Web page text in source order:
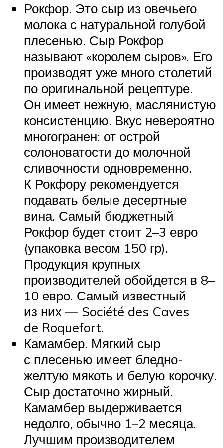
Рокфор. Это сыр из овечьего
молока с натуральной голубой
плесенью. Сыр Рокфор
называют «королем сыров». Его
производят уже много столетий
по оригинальной рецептуре.
Он имеет нежную, маслянистую
консистенцию. Вкус невероятно
многогранен: от острой
солоноватости до молочной
сливочности одновременно.
К Рокфору рекомендуется
подавать белые десертные
вина. Самый бюджетный
Рокфор будет стоит 2–3 евро
(упаковка весом 150 гр).
Продукция крупных
производителей обойдется в 8–
10 евро. Самый известный
из них — Société des Caves
de Roquefort.
Камамбер. Мягкий сыр
с плесенью имеет бледно-
желтую мякоть и белую корочку.
Сыр достаточно жирный.
Камамбер выдерживается
недолго, обычно 1–2 месяца.
Лучшим производителем